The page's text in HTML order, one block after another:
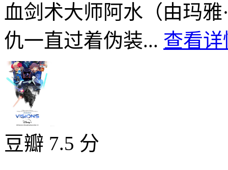
血剑术大师阿水（由玛
仇一直过着伪装... 查看详
豆瓣 7.5 分